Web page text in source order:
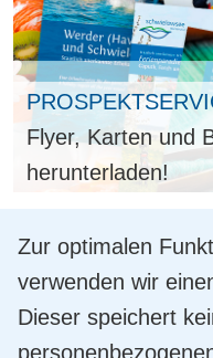
Zur optimalen
verwenden wir
Dieser speichert
Flyer, Karten und
herunterladen!
Anfahrt
von: